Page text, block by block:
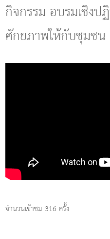
กิจกรรม อบรมเชิงป
ศักยภาพให้กับชุมช
จำนวนเข้าชม 316 ครั้ง